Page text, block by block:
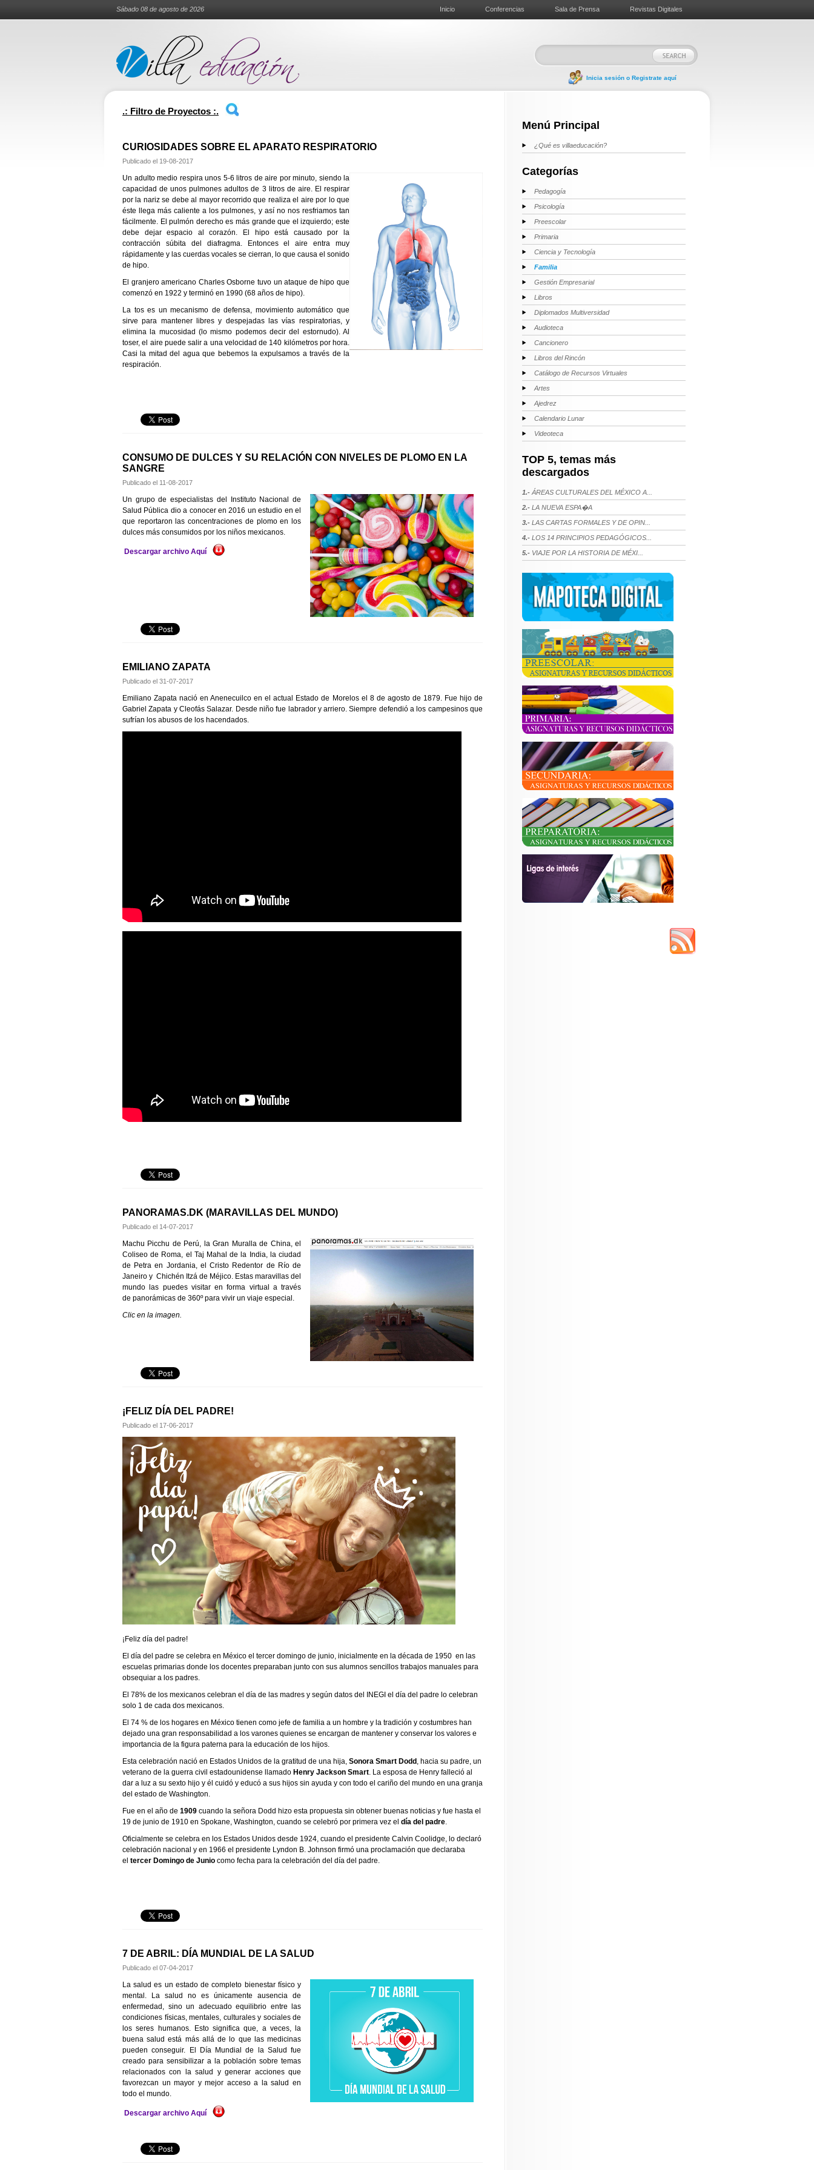
Sábado 08 de agosto de 2026 Inicio Conferencias Sala de Prensa Revistas Digitales
Inicia sesión o Registrate aquí
.: Filtro de Proyectos :.
CURIOSIDADES SOBRE EL APARATO RESPIRATORIO
Publicado el 19-08-2017
Un adulto medio respira unos 5-6 litros de aire por minuto, siendo la
capacidad de unos pulmones adultos de 3 litros de aire. El respirar
por la nariz se debe al mayor recorrido que realiza el aire por lo que
éste llega más caliente a los pulmones, y así no nos resfriamos tan
fácilmente. El pulmón derecho es más grande que el izquierdo; este
debe dejar espacio al corazón. El hipo está causado por la
contracción súbita del diafragma. Entonces el aire entra muy
rápidamente y las cuerdas vocales se cierran, lo que causa el sonido
de hipo.
El granjero americano Charles Osborne tuvo un ataque de hipo que
comenzó en 1922 y terminó en 1990 (68 años de hipo).
La tos es un mecanismo de defensa, movimiento automático que
sirve para mantener libres y despejadas las vías respiratorias, y
elimina la mucosidad (lo mismo podemos decir del estornudo). Al
toser, el aire puede salir a una velocidad de 140 kilómetros por hora.
Casi la mitad del agua que bebemos la expulsamos a través de la
respiración.
CONSUMO DE DULCES Y SU RELACIÓN CON NIVELES DE PLOMO EN LA
SANGRE
Publicado el 11-08-2017
Un grupo de especialistas del Instituto Nacional de
Salud Pública dio a conocer en 2016 un estudio en el
que reportaron las concentraciones de plomo en los
dulces más consumidos por los niños mexicanos.
Descargar archivo Aquí
EMILIANO ZAPATA
Publicado el 31-07-2017
Emiliano Zapata nació en Anenecuilco en el actual Estado de Morelos el 8 de agosto de 1879. Fue hijo de
Gabriel Zapata y Cleofás Salazar. Desde niño fue labrador y arriero. Siempre defendió a los campesinos que
sufrían los abusos de los hacendados.
PANORAMAS.DK (MARAVILLAS DEL MUNDO)
Publicado el 14-07-2017
Machu Picchu de Perú, la Gran Muralla de China, el
Coliseo de Roma, el Taj Mahal de la India, la ciudad
de Petra en Jordania, el Cristo Redentor de Río de
Janeiro y Chichén Itzá de Méjico. Estas maravillas del
mundo las puedes visitar en forma virtual a través
de panorámicas de 360º para vivir un viaje especial.
Clic en la imagen.
¡FELIZ DÍA DEL PADRE!
Publicado el 17-06-2017
¡Feliz día del padre!
El día del padre se celebra en México el tercer domingo de junio, inicialmente en la década de 1950 en las
escuelas primarias donde los docentes preparaban junto con sus alumnos sencillos trabajos manuales para
obsequiar a los padres.
El 78% de los mexicanos celebran el día de las madres y según datos del INEGI el día del padre lo celebran
solo 1 de cada dos mexicanos.
El 74 % de los hogares en México tienen como jefe de familia a un hombre y la tradición y costumbres han
dejado una gran responsabilidad a los varones quienes se encargan de mantener y conservar los valores e
importancia de la figura paterna para la educación de los hijos.
Esta celebración nació en Estados Unidos de la gratitud de una hija, Sonora Smart Dodd , hacia su padre, un
veterano de la guerra civil estadounidense llamado Henry Jackson Smart . La esposa de Henry falleció al
dar a luz a su sexto hijo y él cuidó y educó a sus hijos sin ayuda y con todo el cariño del mundo en una granja
del estado de Washington.
Fue en el año de 1909 cuando la señora Dodd hizo esta propuesta sin obtener buenas noticias y fue hasta el
19 de junio de 1910 en Spokane, Washington, cuando se celebró por primera vez el día del padre
Oficialmente se celebra en los Estados Unidos desde 1924, cuando el presidente Calvin Coolidge, lo declaró
celebración nacional y en 1966 el presidente Lyndon B. Johnson firmó una proclamación que declaraba
el tercer Domingo de Junio como fecha para la celebración del día del padre.
7 DE ABRIL: DÍA MUNDIAL DE LA SALUD
Publicado el 07-04-2017
La salud es un estado de completo bienestar físico y
mental. La salud no es únicamente ausencia de
enfermedad, sino un adecuado equilibrio entre las
condiciones físicas, mentales, culturales y sociales de
los seres humanos. Esto significa que, a veces, la
buena salud está más allá de lo que las medicinas
pueden conseguir. El Día Mundial de la Salud fue
creado para sensibilizar a la población sobre temas
relacionados con la salud y generar acciones que
favorezcan un mayor y mejor acceso a la salud en
todo el mundo.
Descargar archivo Aquí
Menú Principal
¿Qué es villaeducación?
Categorías
Pedagogía
Psicología
Preescolar
Primaria
Ciencia y Tecnología
Familia
Gestión Empresarial
Libros
Diplomados Multiversidad
Audioteca
Cancionero
Libros del Rincón
Catálogo de Recursos Virtuales
Artes
Ajedrez
Calendario Lunar
Videoteca
TOP 5, temas más
descargados
1.- ÁREAS CULTURALES DEL MÉXICO A...
2.- LA NUEVA ESPA�A
3.- LAS CARTAS FORMALES Y DE OPIN...
4.- LOS 14 PRINCIPIOS PEDAGÓGICOS...
5.- VIAJE POR LA HISTORIA DE MÉXI...